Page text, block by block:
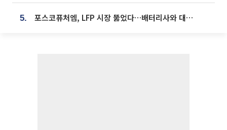
5. 포스코퓨처엠, LFP 시장 뚫었다…배터리사와 대규모 장기 공급 합의